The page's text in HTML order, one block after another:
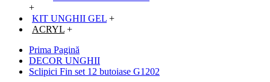
+
KIT UNGHII GEL +
ACRYL +
Prima Pagină
DECOR UNGHII
Sclipici Fin set 12 butoiase G1202